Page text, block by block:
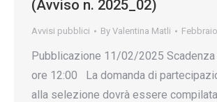
(Avviso n. 2025_02)
Avvisi pubblici By Valentina Matli
Pubblicazione 11/02/2025
ore 12:00 La domanda di
alla selezione dovrà essere